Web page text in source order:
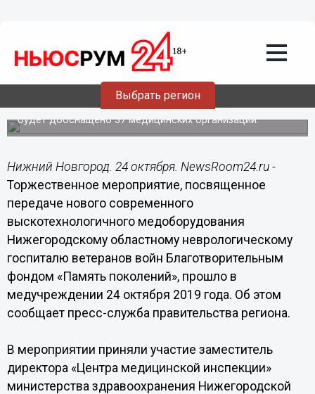
Выбрать регион
неврологический госпиталь ветеранов
войн поступило новое медицинское
В рамках нацпроекта «Здравоохранение» до конца
текущего года новым медицинским оборудованием
будет дооснащено 37 медицинских организаций.
Нижний Новгород. 24 октября. NewsRoom24.ru -
Торжественное мероприятие, посвященное
передаче нового современного
выскотехнологичного медоборудования
Нижегородскому областному неврологическому
госпиталю ветеранов войн Благотворительным
фондом «Память поколений», прошло в
медучреждении 24 октября 2019 года. Об этом
сообщает пресс-служба правительства региона.
В мероприятии приняли участие заместитель
директора «Центра медицинской инспекции»
министерства здравоохранения Нижегородской